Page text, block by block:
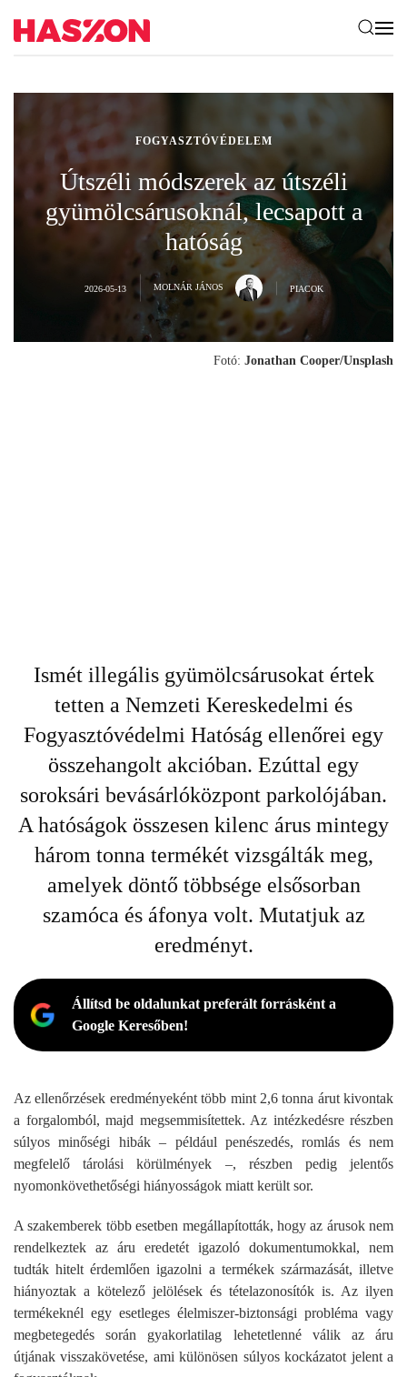
FOGYASZTÓVÉDELEM
Útszéli módszerek az útszéli
gyümölcsárusoknál, lecsapott a
hatóság
2026-05-13 MOLNÁR JÁNOS PIACOK
Fotó: Jonathan Cooper/Unsplash
Ismét illegális gyümölcsárusokat értek
tetten a Nemzeti Kereskedelmi és
Fogyasztóvédelmi Hatóság ellenőrei egy
összehangolt akcióban. Ezúttal egy
soroksári bevásárlóközpont parkolójában.
A hatóságok összesen kilenc árus mintegy
három tonna termékét vizsgálták meg,
amelyek döntő többsége elsősorban
szamóca és áfonya volt. Mutatjuk az
eredményt.
Állítsd be oldalunkat preferált forrásként a
Google Keresőben!
Az ellenőrzések eredményeként több mint 2,6 tonna árut kivontak
a forgalomból, majd megsemmisítettek. Az intézkedésre részben
súlyos minőségi hibák – például penészedés, romlás és nem
megfelelő tárolási körülmények –, részben pedig jelentős
nyomonkövethetőségi hiányosságok miatt került sor.
A szakemberek több esetben megállapították, hogy az árusok nem
rendelkeztek az áru eredetét igazoló dokumentumokkal, nem
tudták hitelt érdemlően igazolni a termékek származását, illetve
hiányoztak a kötelező jelölések és tételazonosítók is. Az ilyen
termékeknél egy esetleges élelmiszer-biztonsági probléma vagy
megbetegedés során gyakorlatilag lehetetlenné válik az áru
útjának visszakövetése, ami különösen súlyos kockázatot jelent a